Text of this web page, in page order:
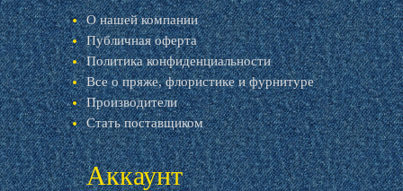
О нашей компании
Публичная оферта
Политика конфиденциальности
Все о пряже, флористике и фурнитуре
Производители
Стать поставщиком
Аккаунт